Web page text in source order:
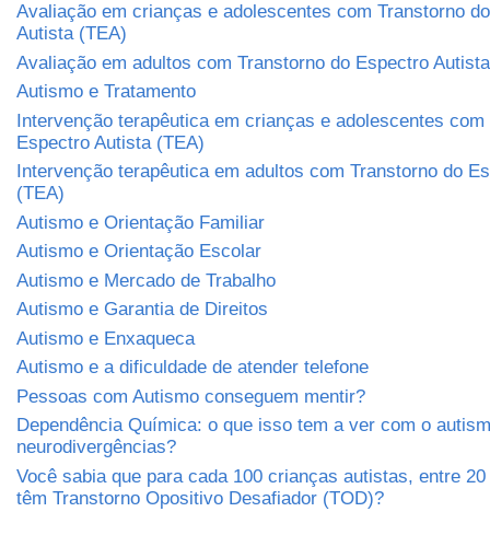
Avaliação em crianças e adolescentes com Transtorno
Autista (TEA)
Avaliação em adultos com Transtorno do Espectro
Autismo e Tratamento
Intervenção terapêutica em crianças e adolescentes com
Espectro Autista (TEA)
Intervenção terapêutica em adultos com Transtorno do
(TEA)
Autismo e Orientação Familiar
Autismo e Orientação Escolar
Autismo e Mercado de Trabalho
Autismo e Garantia de Direitos
Autismo e Enxaqueca
Autismo e a dificuldade de atender telefone
Pessoas com Autismo conseguem mentir?
Dependência Química: o que isso tem a ver com o
neurodivergências?
Você sabia que para cada 100 crianças autistas, entre
têm Transtorno Opositivo Desafiador (TOD)?